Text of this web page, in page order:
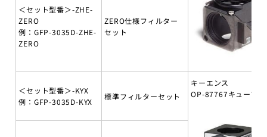
＜セット型番＞-ZHE-
ZERO
例：GFP-3035D-ZHE-
ZERO
ZERO仕様フィルター
セット
＜セット型番＞-KYX
例：GFP-3035D-KYX
標準フィルターセット
キーエンス
OP-87767キューブ付